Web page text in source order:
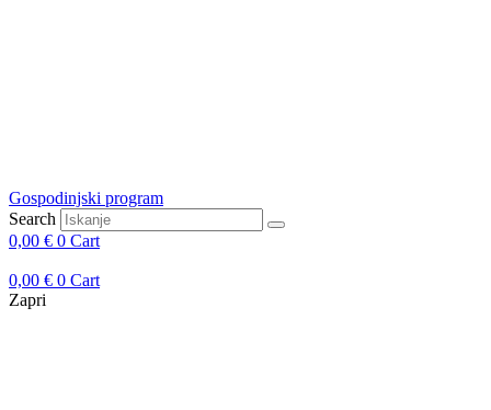
Gospodinjski program
Search
0,00 € 0 Cart
0,00 € 0 Cart
Zapri